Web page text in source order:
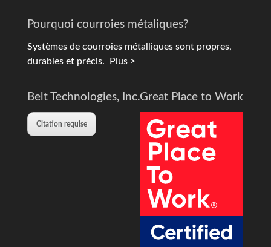
Pourquoi courroies métaliques?
Systèmes de courroies métalliques sont propres,
durables et précis. Plus >
Belt Technologies, Inc.
Citation requise
Great Place to Work